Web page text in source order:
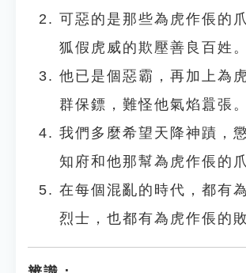
可惡的是那些為虎作倀的
狐假虎威的欺壓善良百姓。
他已是個惡霸，再加上為
群保鏢，難怪他氣焰囂張。
我們多麼希望天降神蹟，
知府和他那幫為虎作倀的爪
在每個混亂的時代，都有
烈士，也都有為虎作倀的敗